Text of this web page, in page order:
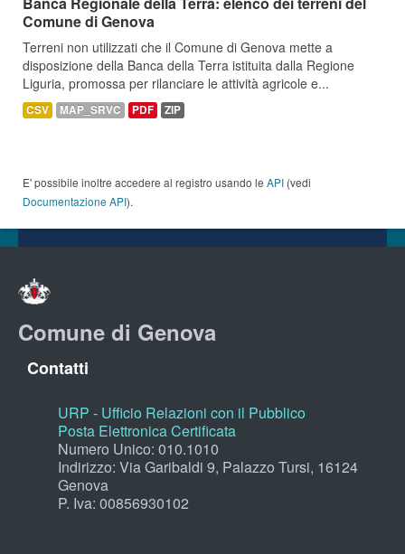
Comune di Genova
Terreni non utilizzati che il Comune di Genova mette a
disposizione della Banca della Terra istituita dalla Regione
Liguria, promossa per rilanciare le attività agricole e...
CSV MAP_SRVC PDF ZIP
E' possibile inoltre accedere al registro usando le API (vedi
Documentazione API).
Comune di Genova
Contatti
URP - Ufficio Relazioni con il Pubblico
Posta Elettronica Certificata
Numero Unico: 010.1010
Indirizzo: Via Garibaldi 9, Palazzo Tursi, 16124
Genova
P. Iva: 00856930102